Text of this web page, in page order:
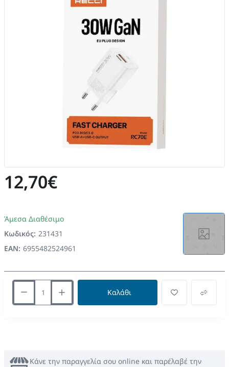
Άμεσα Διαθέσιμο
Κωδικός: 231431
EAN: 6955482524961
12,70€
Καλάθι
Κάνε την παραγγελία σου online και παρέλαβέ την